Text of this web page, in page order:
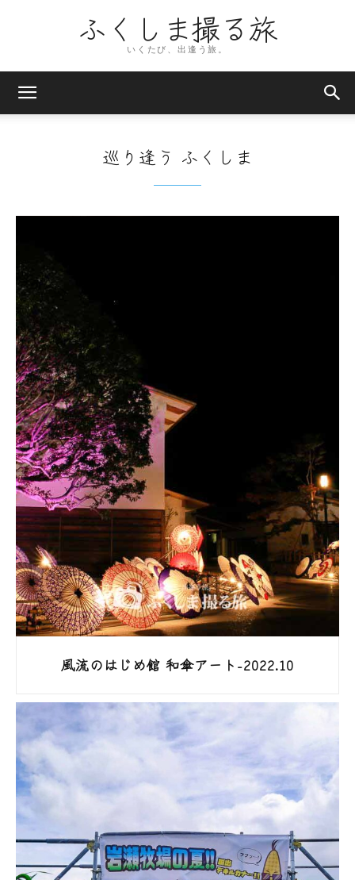
ふくしま撮る旅
いくたび、出逢う旅。
巡り逢う ふくしま
風流のはじめ館 和傘アート-2022.10